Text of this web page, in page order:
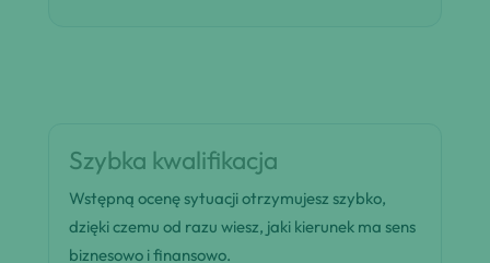
Szybka kwalifikacja
Wstępną ocenę sytuacji otrzymujesz szybko,
dzięki czemu od razu wiesz, jaki kierunek ma sens
biznesowo i finansowo.